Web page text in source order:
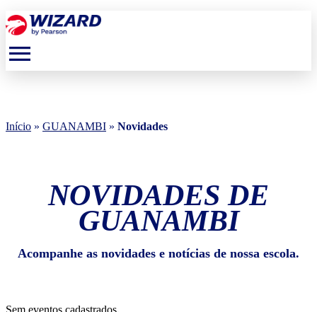
menu
Início » GUANAMBI » Novidades
NOVIDADES DE
GUANAMBI
Acompanhe as novidades e notícias de nossa escola.
Sem eventos cadastrados.